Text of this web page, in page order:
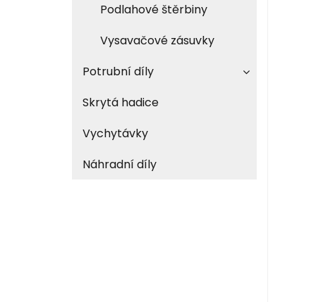
Podlahové štěrbiny
Vysavačové zásuvky
Potrubní díly
Skrytá hadice
Vychytávky
Náhradní díly